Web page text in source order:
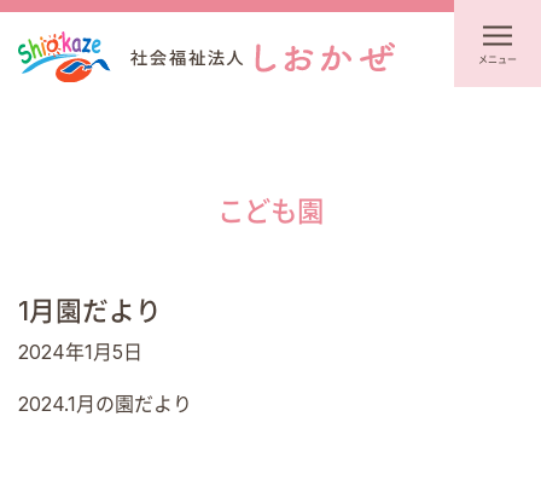
メニュー
こども園
1月園だより
2024年1月5日
2024.1月の園だより